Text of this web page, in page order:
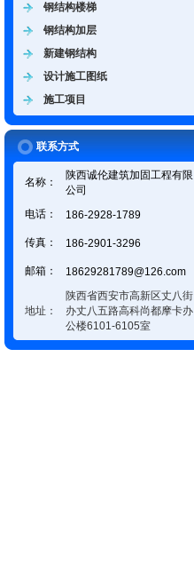
钢结构楼梯
钢结构加层
新建钢结构
设计施工图纸
施工项目
联系方式
名称：
陕西诚伦建筑加固工程有限
公司
电话：
186-2928-1789
传真： 186-2901-3296
邮箱： 18629281789@126.com
地址：
陕西省西安市高新区丈八街
办丈八五路高科尚都摩卡办
公楼6101-6105室